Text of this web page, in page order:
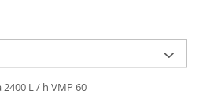
L / h VMP 60